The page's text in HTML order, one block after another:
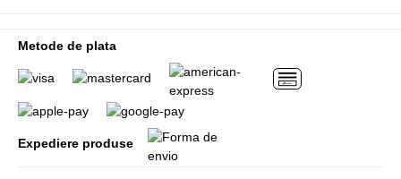
Metode de plata
Expediere produse